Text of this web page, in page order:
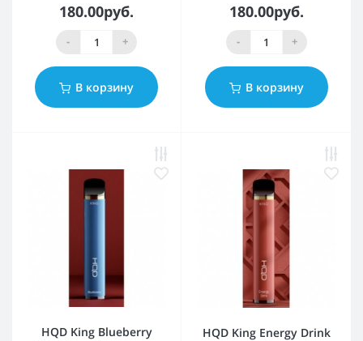
180.00руб.
- +
В корзину
180.00руб.
- +
В корзину
HQD King Blueberry
HQD King Energy Drink